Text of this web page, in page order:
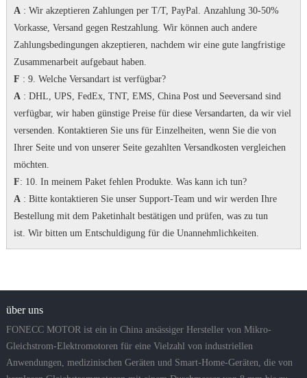
A: Wir akzeptieren Zahlungen per T/T, PayPal. Anzahlung 30-50%
Vorkasse, Versand gegen Restzahlung. Wir können auch andere
Zahlungsbedingungen akzeptieren, nachdem wir eine gute langfristige
Zusammenarbeit aufgebaut haben.
F : 9. Welche Versandart ist verfügbar?
A: DHL, UPS, FedEx, TNT, EMS, China Post und Seeversand sind
verfügbar, wir haben günstige Preise für diese Versandarten, da wir viel
versenden. Kontaktieren Sie uns für Einzelheiten, wenn Sie die von
Ihrer Seite und von unserer Seite gezahlten Versandkosten vergleichen
möchten.
F: 10. In meinem Paket fehlen Produkte. Was kann ich tun?
A: Bitte kontaktieren Sie unser Support-Team und wir werden Ihre
Bestellung mit dem Paketinhalt bestätigen und prüfen, was zu tun
ist. Wir bitten um Entschuldigung für die Unannehmlichkeiten.
über uns
FONECC MOTOR ist ein in China ansässiger Hersteller von Mikro-
Gleichstrom-Elektromotoren für eine Vielzahl von industriellen
Anwendungen, medizinischen Geräten und Smart-Home-Geräten, die von